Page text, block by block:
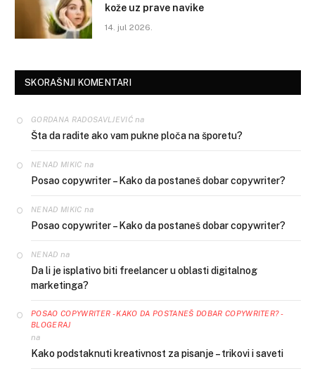
kože uz prave navike
14. jul 2026.
SKORAŠNJI KOMENTARI
GORDANA RADOSAVLJEVIĆna
Šta da radite ako vam pukne ploča na šporetu?
NENAD MIKIC na
Posao copywriter – Kako da postaneš dobar copywriter?
NENAD MIKIC na
Posao copywriter – Kako da postaneš dobar copywriter?
NENAD na
Da li je isplativo biti freelancer u oblasti digitalnog
marketinga?
POSAO COPYWRITER - KAKO DA POSTANEŠ DOBAR COPYWRITER? -
BLOGERAJ
na
Kako podstaknuti kreativnost za pisanje – trikovi i saveti